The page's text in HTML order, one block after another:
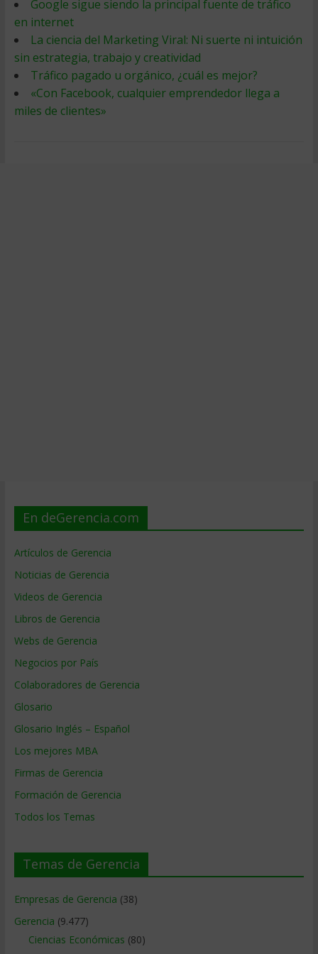
Google sigue siendo la principal fuente de tráfico
en internet
La ciencia del Marketing Viral: Ni suerte ni intuición
sin estrategia, trabajo y creatividad
Tráfico pagado u orgánico, ¿cuál es mejor?
«Con Facebook, cualquier emprendedor llega a
miles de clientes»
En deGerencia.com
Artículos de Gerencia
Noticias de Gerencia
Videos de Gerencia
Libros de Gerencia
Webs de Gerencia
Negocios por País
Colaboradores de Gerencia
Glosario
Glosario Inglés – Español
Los mejores MBA
Firmas de Gerencia
Formación de Gerencia
Todos los Temas
Temas de Gerencia
Empresas de Gerencia (38)
Gerencia (9.477)
Ciencias Económicas (80)